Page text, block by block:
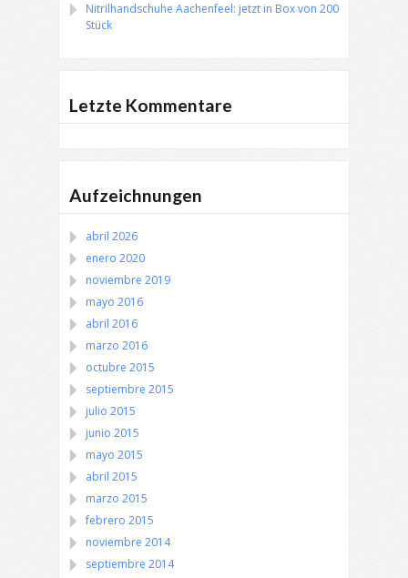
Nitrilhandschuhe Aachenfeel: jetzt in Box von 200
Stück
Letzte Kommentare
Aufzeichnungen
abril 2026
enero 2020
noviembre 2019
mayo 2016
abril 2016
marzo 2016
octubre 2015
septiembre 2015
julio 2015
junio 2015
mayo 2015
abril 2015
marzo 2015
febrero 2015
noviembre 2014
septiembre 2014